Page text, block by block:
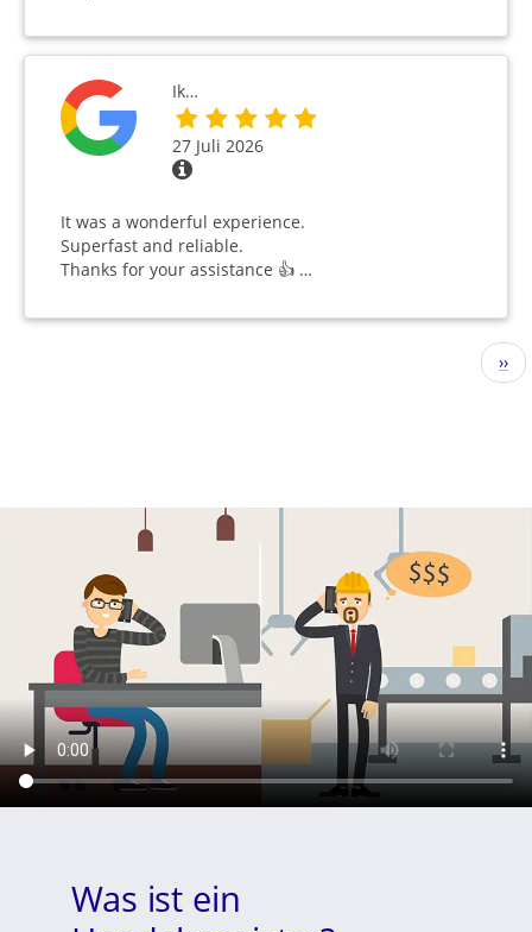
Ik…
27 Juli 2026
It was a wonderful experience.
Superfast and reliable.
Thanks for your assistance 👍 …
››
Was ist ein